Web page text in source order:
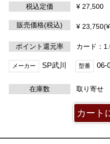
税込定価 ¥ 27,500
販売価格(税込) ¥
ポイント還元率 カード：
メーカー SP武川 型番 06-
在庫数 取り寄せ